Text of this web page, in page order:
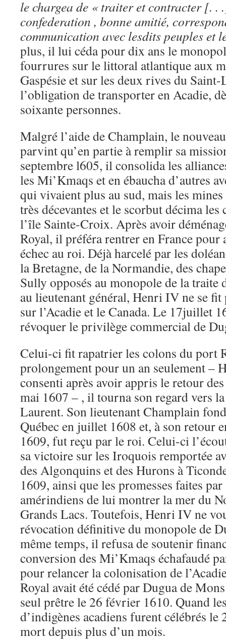
le chargea de « traiter et contracter [. .
confederation , bonne amitié,
communication avec lesdits peuples et
plus, il lui céda pour dix ans le
fourrures sur le littoral atlantique aux
Gaspésie et sur les deux rives du
l’obligation de transporter en Acadie,
soixante personnes.
Malgré l’aide de Champlain, le
parvint qu’en partie à remplir sa
septembre l605, il consolida les
les Mi’Kmaqs et en ébaucha d’autres
qui vivaient plus au sud, mais les
très décevantes et le scorbut décima
l’île Sainte-Croix. Après avoir
Royal, il préféra rentrer en France pour
échec au roi. Déjà harcelé par les
la Bretagne, de la Normandie, des
Sully opposés au monopole de la traite
au lieutenant général, Henri IV ne se
sur l’Acadie et le Canada. Le 17juillet
révoquer le privilège commercial de
Celui-ci fit rapatrier les colons du port
prolongement pour un an seulement –
consenti après avoir appris le retour
mai 1607 – , il tourna son regard vers
Laurent. Son lieutenant Champlain
Québec en juillet 1608 et, à son retour
1609, fut reçu par le roi. Celui-ci
sa victoire sur les Iroquois remportée
des Algonquins et des Hurons à
1609, ainsi que les promesses faites
amérindiens de lui montrer la mer du
Grands Lacs. Toutefois, Henri IV ne
révocation définitive du monopole de
même temps, il refusa de soutenir
conversion des Mi’Kmaqs échafaudé
pour relancer la colonisation de
Royal avait été cédé par Dugua de
seul prêtre le 26 février 1610. Quand
d’indigènes acadiens furent célébrés
mort depuis plus d’un mois.